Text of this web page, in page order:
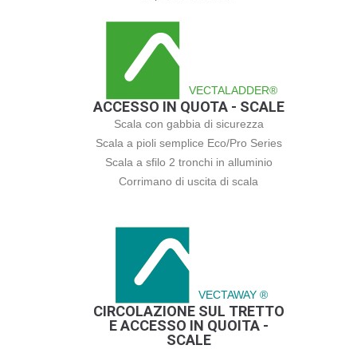
VECTALADDER®
ACCESSO IN QUOTA - SCALE
Scala con gabbia di sicurezza
Scala a pioli semplice Eco/Pro Series
Scala a sfilo 2 tronchi in alluminio
Corrimano di uscita di scala
VECTAWAY ®
CIRCOLAZIONE SUL TRETTO
E ACCESSO IN QUOITA -
SCALE